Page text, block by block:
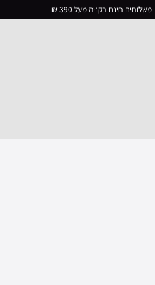
משלוחים חינם בקניה מעל 390 ₪